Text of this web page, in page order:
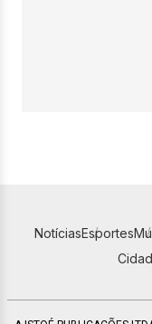
NotíciasEsportes